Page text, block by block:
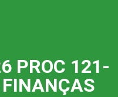
PROC 121-